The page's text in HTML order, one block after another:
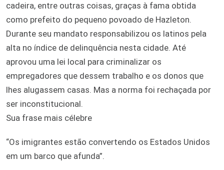
cadeira, entre outras coisas, graças à fama obtida
como prefeito do pequeno povoado de Hazleton.
Durante seu mandato responsabilizou os latinos pela
alta no índice de delinquência nesta cidade. Até
aprovou uma lei local para criminalizar os
empregadores que dessem trabalho e os donos que
lhes alugassem casas. Mas a norma foi rechaçada por
ser inconstitucional.
Sua frase mais célebre
“Os imigrantes estão convertendo os Estados Unidos
em um barco que afunda”.